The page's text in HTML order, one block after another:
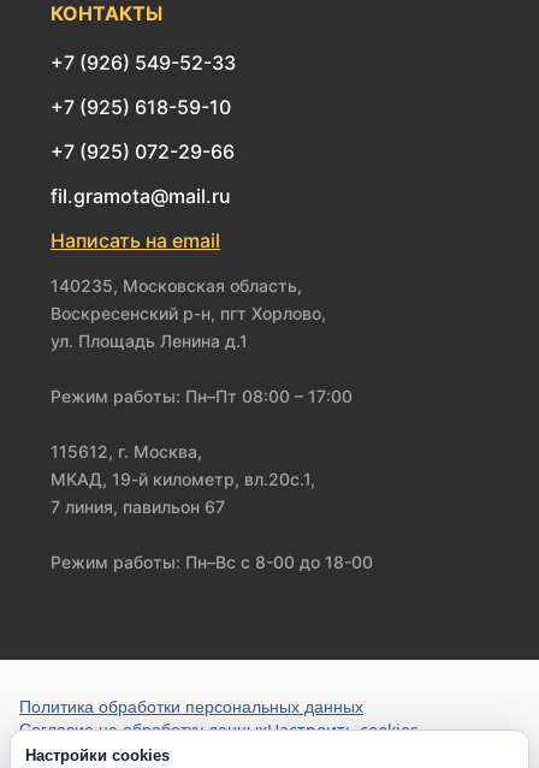
КОНТАКТЫ
+7 (926) 549-52-33
+7 (925) 618-59-10
+7 (925) 072-29-66
fil.gramota@mail.ru
Написать на email
140235, Московская область,
Воскресенский р-н, пгт Хорлово,
ул. Площадь Ленина д.1
Режим работы: Пн–Пт 08:00 – 17:00
115612, г. Москва,
МКАД, 19-й километр, вл.20с.1,
7 линия, павильон 67
Режим работы: Пн–Вс с 8-00 до 18-00
Политика обработки персональных данных
Согласие на обработку данныхНастроить cookies
Настройки cookies